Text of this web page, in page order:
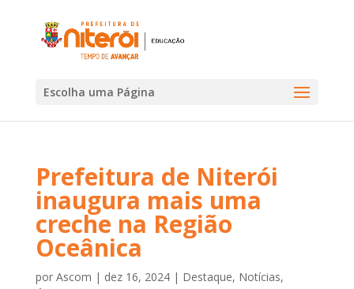
Escolha uma Página
Prefeitura de Niterói
inaugura mais uma
creche na Região
Oceânica
por Ascom | dez 16, 2024| Destaque, Notícias,